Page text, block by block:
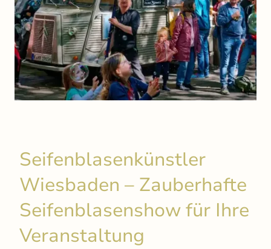
Seifenblasenkünstler
Wiesbaden – Zauberhafte
Seifenblasenshow für Ihre
Veranstaltung